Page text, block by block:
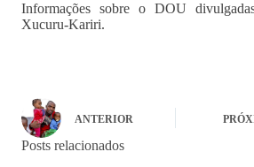
Informações sobre o DOU
Xucuru-Kariri.
ANTERIOR
Posts relacionados